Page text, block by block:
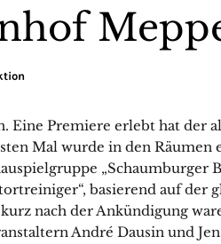
Eine Premiere erlebt hat der
Mal wurde in den Räumen
„Schaumburger
basierend auf der
nach der Ankündigung
André Dausin und